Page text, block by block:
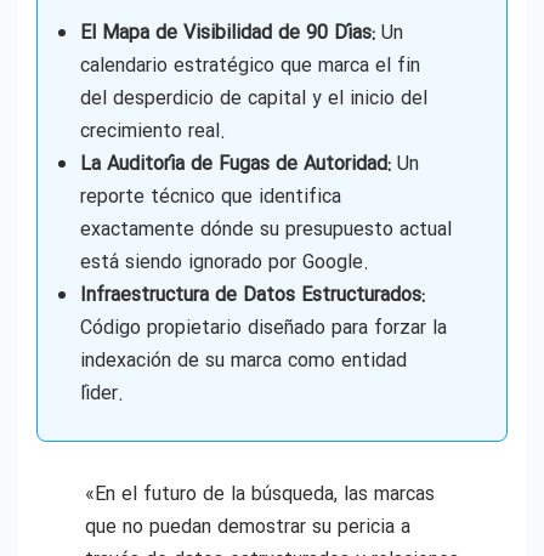
El Mapa de Visibilidad de 90 Días: Un
calendario estratégico que marca el fin
del desperdicio de capital y el inicio del
crecimiento real.
La Auditoría de Fugas de Autoridad: Un
reporte técnico que identifica
exactamente dónde su presupuesto actual
está siendo ignorado por Google.
Infraestructura de Datos Estructurados:
Código propietario diseñado para forzar la
indexación de su marca como entidad
líder.
«En el futuro de la búsqueda, las marcas
que no puedan demostrar su pericia a